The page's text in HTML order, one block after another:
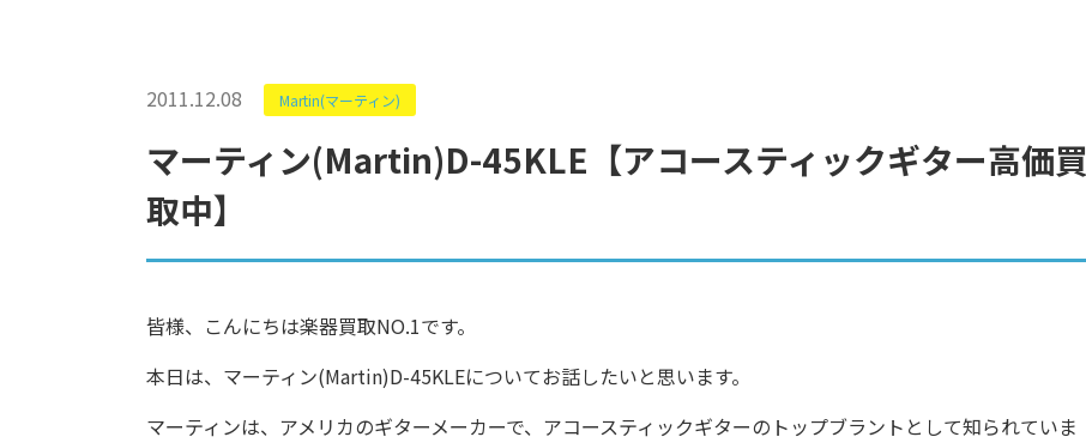
2011.12.08 Martin(マーティン)
マーティン(Martin)D-45KLE【アコースティックギター高価買
取中】
皆様、こんにちは楽器買取NO.1です。
本日は、マーティン(Martin)D-45KLEについてお話したいと思います。
マーティンは、アメリカのギターメーカーで、アコースティックギターのトップブラントとして知られていま